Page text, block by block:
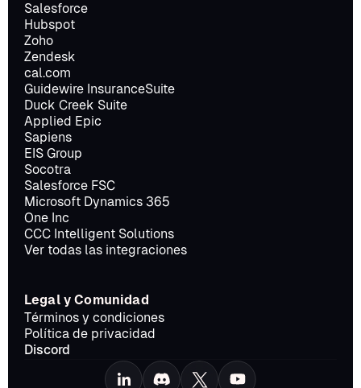
Salesforce
Hubspot
Zoho
Zendesk
cal.com
Guidewire InsuranceSuite
Duck Creek Suite
Applied Epic
Sapiens
EIS Group
Socotra
Salesforce FSC
Microsoft Dynamics 365
One Inc
CCC Intelligent Solutions
Ver todas las integraciones
Legal y Comunidad
Términos y condiciones
Política de privacidad
Discord